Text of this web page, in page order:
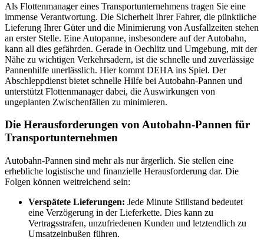
Als Flottenmanager eines Transportunternehmens tragen Sie eine
immense Verantwortung. Die Sicherheit Ihrer Fahrer, die pünktliche
Lieferung Ihrer Güter und die Minimierung von Ausfallzeiten stehen
an erster Stelle. Eine Autopanne, insbesondere auf der Autobahn,
kann all dies gefährden. Gerade in Oechlitz und Umgebung, mit der
Nähe zu wichtigen Verkehrsadern, ist die schnelle und zuverlässige
Pannenhilfe unerlässlich. Hier kommt DEHA ins Spiel. Der
Abschleppdienst bietet schnelle Hilfe bei Autobahn-Pannen und
unterstützt Flottenmanager dabei, die Auswirkungen von
ungeplanten Zwischenfällen zu minimieren.
Die Herausforderungen von Autobahn-Pannen für
Transportunternehmen
Autobahn-Pannen sind mehr als nur ärgerlich. Sie stellen eine
erhebliche logistische und finanzielle Herausforderung dar. Die
Folgen können weitreichend sein:
Verspätete Lieferungen: Jede Minute Stillstand bedeutet
eine Verzögerung in der Lieferkette. Dies kann zu
Vertragsstrafen, unzufriedenen Kunden und letztendlich zu
Umsatzeinbußen führen.